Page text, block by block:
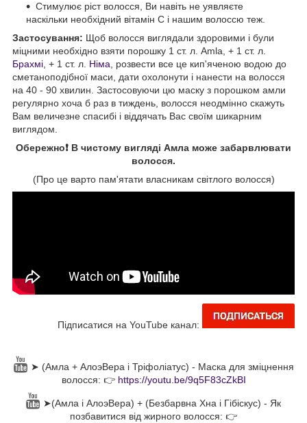
Стимулює ріст волосся, Ви навіть не уявляєте
наскільки необхідний вітамін С і нашим волоссю теж.
Застосування: Щоб волосся виглядали здоровими і були
міцними необхідно взяти порошку 1 ст. л. Amla, + 1 ст. л.
Брахмі, + 1 ст. л. Німа, розвести все це кип'яченою водою до
сметаноподібної маси, дати охолонути і нанести на волосся
на 40 - 90 хвилин. Застосовуючи цю маску з порошком амли
регулярно хоча б раз в тиждень, волосся неодмінно скажуть
Вам величезне спасибі і віддячать Вас своїм шикарним
виглядом.
Обережно❗ В чистому вигляді Амла може забарвлювати
волосся.
(Про це варто пам'ятати власникам світлого волосся)
Підписатися на YouTube канал:
➤ (Амла + АлоэВера і Тріфоліатус) - Маска для зміцнення
волосся: 👉 https://youtu.be/9q5F83cZkBI
➤(Амла і АлоэВера) + (Безбарвна Хна і Гібіскус) - Як
позбавитися від жирного волосся: 👉